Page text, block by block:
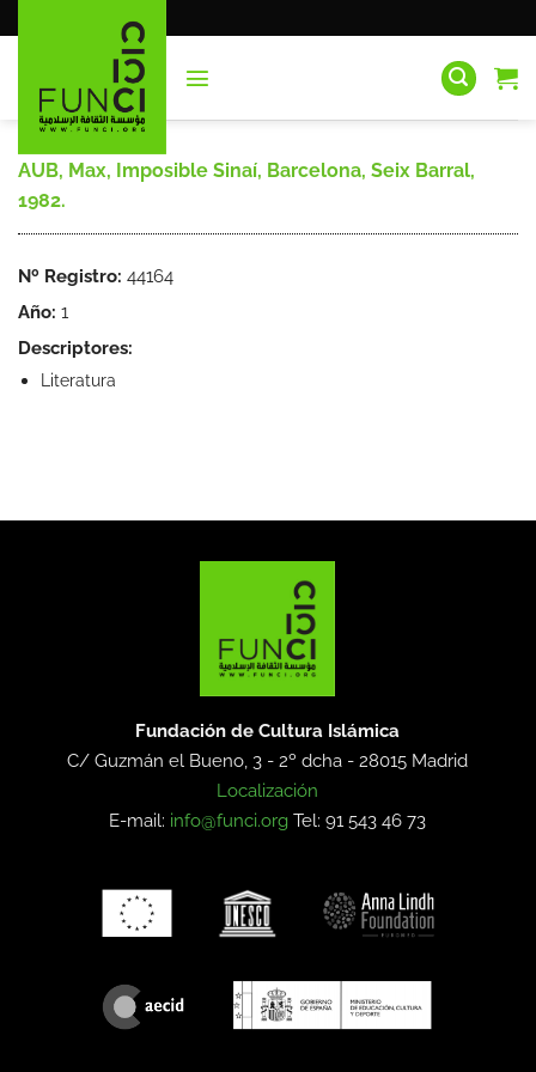
al
AUB, Max, Imposible Sinaí, Barcelona, Seix Barral,
1982.
Nº Registro: 44164
Año: 1
Descriptores:
Literatura
Fundación de Cultura Islámica
C/ Guzmán el Bueno, 3 - 2º dcha -28015 Madrid
Localización
E-mail: info@funci.org Tel: 91 543 46 73